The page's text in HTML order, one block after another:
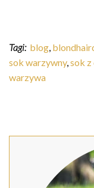
Tagi: blog,
sok warzywny,sok
warzywa